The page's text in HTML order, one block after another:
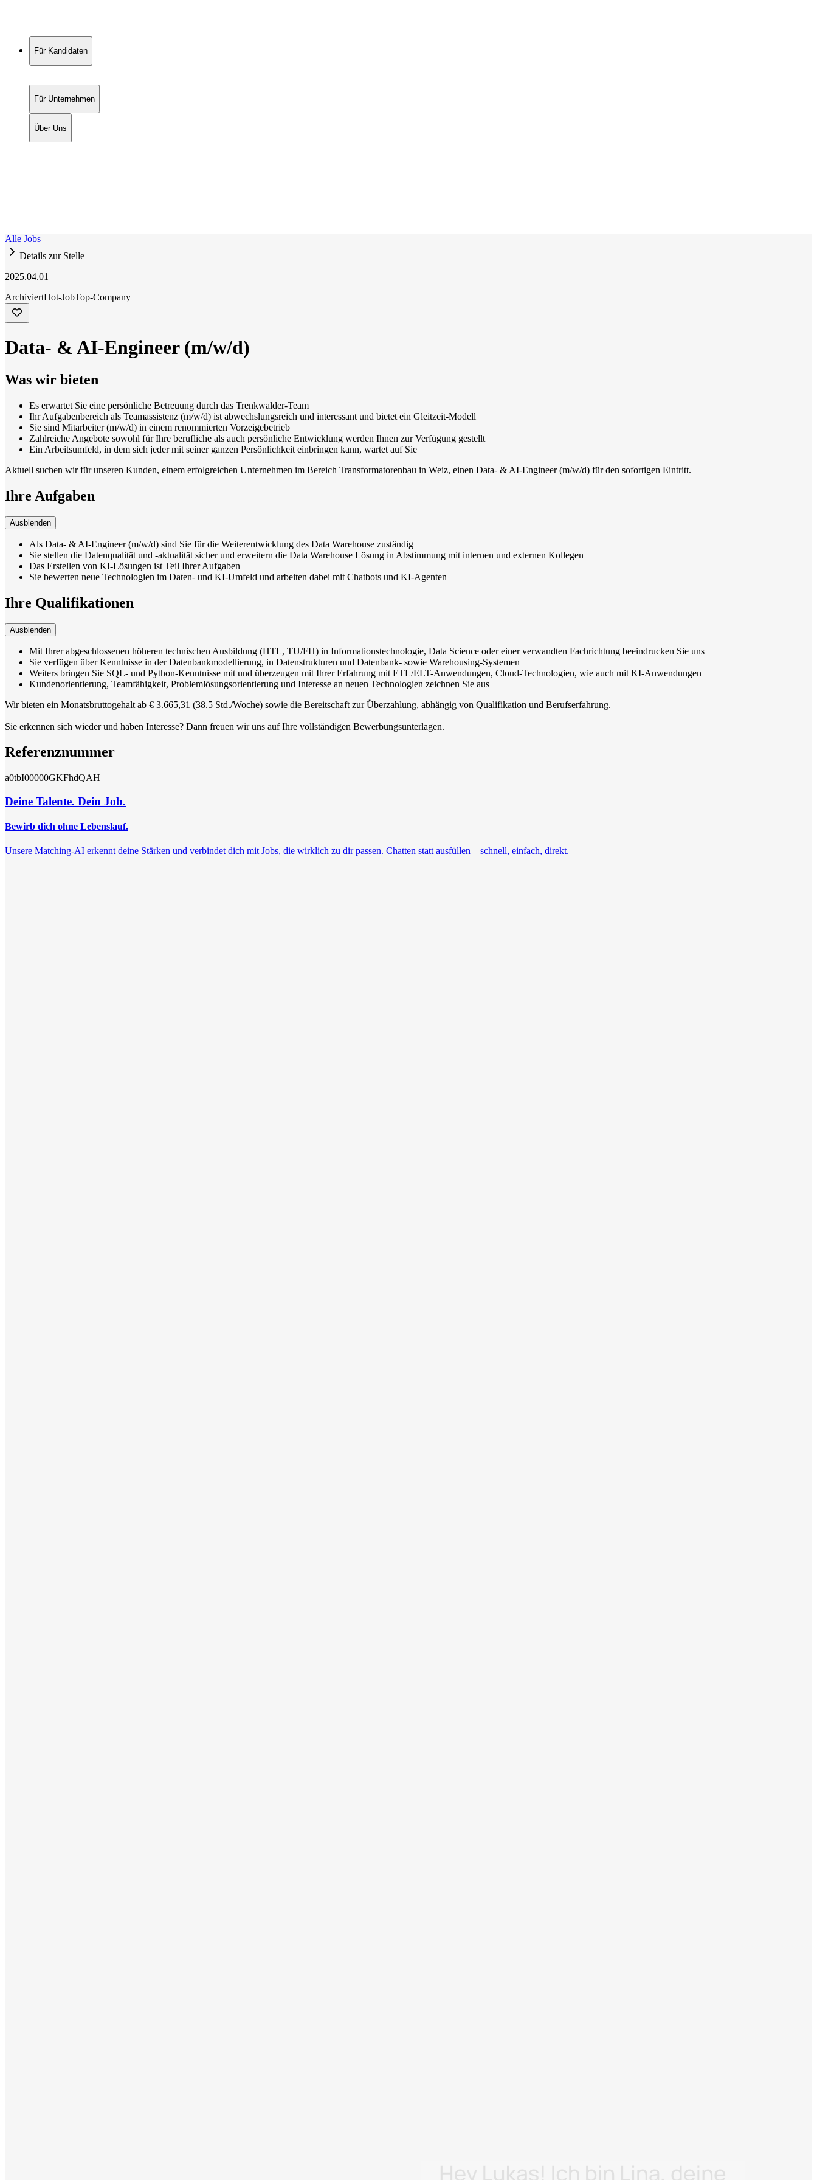
Für Kandidaten
Für Unternehmen
Über Uns
Alle Jobs
Details zur Stelle
2025.04.01
ArchiviertHot-JobTop-Company
Data- & AI-Engineer (m/w/d)
Was wir bieten
Es erwartet Sie eine persönliche Betreuung durch das Trenkwalder-Team
Ihr Aufgabenbereich als Teamassistenz (m/w/d) ist abwechslungsreich und interessant und bietet ein Gleitzeit-Modell
Sie sind Mitarbeiter (m/w/d) in einem renommierten Vorzeigebetrieb
Zahlreiche Angebote sowohl für Ihre berufliche als auch persönliche Entwicklung werden Ihnen zur Verfügung gestellt
Ein Arbeitsumfeld, in dem sich jeder mit seiner ganzen Persönlichkeit einbringen kann, wartet auf Sie
Aktuell suchen wir für unseren Kunden, einem erfolgreichen Unternehmen im Bereich Transformatorenbau in Weiz, einen Data- & AI-Engineer (m/w/d) für den sofortigen Eintritt.
Ihre Aufgaben
Ausblenden
Als Data- & AI-Engineer (m/w/d) sind Sie für die Weiterentwicklung des Data Warehouse zuständig
Sie stellen die Datenqualität und -aktualität sicher und erweitern die Data Warehouse Lösung in Abstimmung mit internen und externen Kollegen
Das Erstellen von KI-Lösungen ist Teil Ihrer Aufgaben
Sie bewerten neue Technologien im Daten- und KI-Umfeld und arbeiten dabei mit Chatbots und KI-Agenten
Ihre Qualifikationen
Ausblenden
Mit Ihrer abgeschlossenen höheren technischen Ausbildung (HTL, TU/FH) in Informationstechnologie, Data Science oder einer verwandten Fachrichtung beeindrucken Sie uns
Sie verfügen über Kenntnisse in der Datenbankmodellierung, in Datenstrukturen und Datenbank- sowie Warehousing-Systemen
Weiters bringen Sie SQL- und Python-Kenntnisse mit und überzeugen mit Ihrer Erfahrung mit ETL/ELT-Anwendungen, Cloud-Technologien, wie auch mit KI-Anwendungen
Kundenorientierung, Teamfähigkeit, Problemlösungsorientierung und Interesse an neuen Technologien zeichnen Sie aus
Wir bieten ein Monatsbruttogehalt ab € 3.665,31 (38.5 Std./Woche) sowie die Bereitschaft zur Überzahlung, abhängig von Qualifikation und Berufserfahrung.
Sie erkennen sich wieder und haben Interesse? Dann freuen wir uns auf Ihre vollständigen Bewerbungsunterlagen.
Referenznummer
a0tbI00000GKFhdQAH
Deine Talente. Dein Job.
Bewirb dich ohne Lebenslauf.
Unsere Matching-AI erkennt deine Stärken und verbindet dich mit Jobs, die wirklich zu dir passen. Chatten statt ausfüllen – schnell, einfach, direkt.